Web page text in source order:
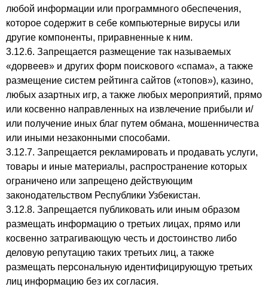
любой информации или программного обеспечения,
которое содержит в себе компьютерные вирусы или
другие компоненты, приравненные к ним.
3.12.6. Запрещается размещение так называемых
«дорвеев» и других форм поискового «спама», а также
размещение систем рейтинга сайтов («топов»), казино,
любых азартных игр, а также любых мероприятий, прямо
или косвенно направленных на извлечение прибыли и/
или получение иных благ путем обмана, мошенничества
или иными незаконными способами.
3.12.7. Запрещается рекламировать и продавать услуги,
товары и иные материалы, распространение которых
ограничено или запрещено действующим
законодательством Республики Узбекистан.
3.12.8. Запрещается публиковать или иным образом
размещать информацию о третьих лицах, прямо или
косвенно затрагивающую честь и достоинство либо
деловую репутацию таких третьих лиц, а также
размещать персональную идентифицирующую третьих
лиц информацию без их согласия.